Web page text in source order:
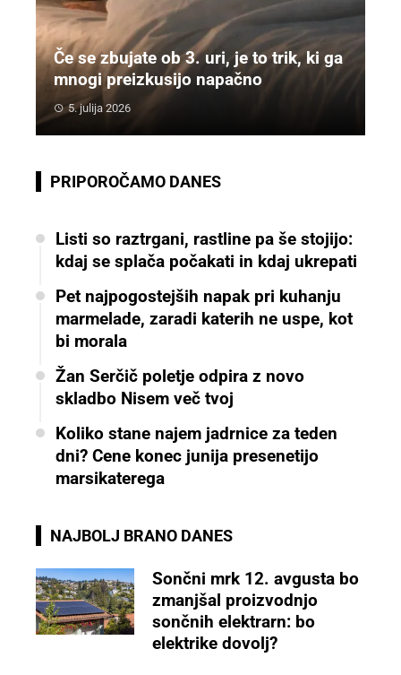
Če se zbujate ob 3. uri, je to trik, ki ga
mnogi preizkusijo napačno
5. julija 2026
PRIPOROČAMO DANES
Listi so raztrgani, rastline pa še stojijo:
kdaj se splača počakati in kdaj ukrepati
Pet najpogostejših napak pri kuhanju
marmelade, zaradi katerih ne uspe, kot
bi morala
Žan Serčič poletje odpira z novo
skladbo Nisem več tvoj
Koliko stane najem jadrnice za teden
dni? Cene konec junija presenetijo
marsikaterega
NAJBOLJ BRANO DANES
Sončni mrk 12. avgusta bo
zmanjšal proizvodnjo
sončnih elektrarn: bo
elektrike dovolj?